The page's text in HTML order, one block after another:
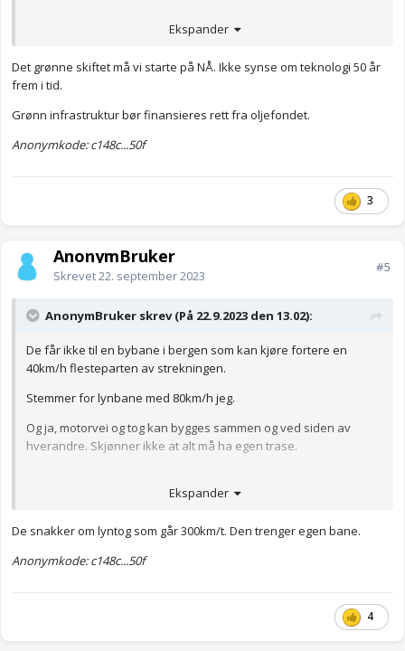
selvkjørende droner for persontrafikk? Krever ingen
Jeg tror potensiell ny teknologi gjør at lyntog blir feil satsning i
Ekspander
Det grønne skiftet må vi starte på NÅ. Ikke synse om teknologi 50 år
frem i tid.
Grønn infrastruktur bør finansieres rett fra oljefondet.
Anonymkode: c148c...50f
3
AnonymBruker
Skrevet22. september 2023
#5
AnonymBruker skrev (På 22.9.2023 den 13.02):
De får ikke til en bybane i bergen som kan kjøre fortere en
40km/h flesteparten av strekningen.
Stemmer for lynbane med 80km/h jeg.
Og ja, motorvei og tog kan bygges sammen og ved siden av
hverandre. Skjønner ikke at alt må ha egen trase.
Ekspander
De snakker om lyntog som går 300km/t. Den trenger egen bane.
Anonymkode: c148c...50f
4